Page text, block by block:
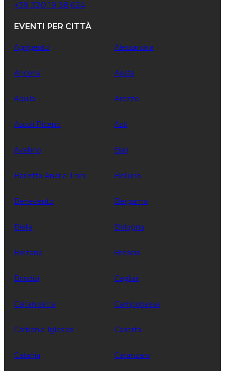
+39 320 19 38 624
EVENTI PER CITTÀ
Agrigento Alessandria
Ancona Aosta
Aquila Arezzo
Ascoli Piceno Asti
Avellino Bari
Barletta-Andria-Trani Belluno
Benevento Bergamo
Biella Bologna
Bolzano Brescia
Brindisi Cagliari
Caltanisetta Campobasso
Carbonia-Iglesias Caserta
Catania Catanzaro